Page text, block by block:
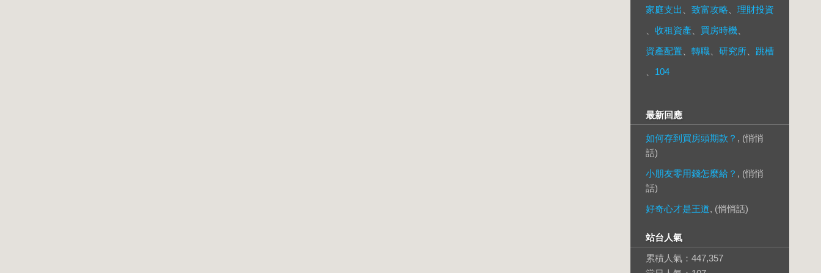
家庭支出 致富攻略
理財投資
收租資產 買房時機
資產配置
轉職 研究所
跳槽
104
最新回應
如何存到買房頭期款？ , (悄悄
話)
小朋友零用錢怎麼給？ , (悄悄
話)
好奇心才是王道, (悄悄話)
站台人氣
累積人氣： 447,357